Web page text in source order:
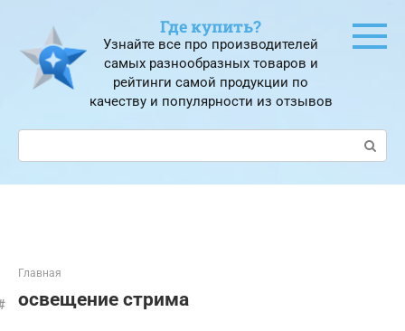
контенту
Где купить?
Узнайте все про производителей
самых разнообразных товаров и
рейтинги самой продукции по
качеству и популярности из отзывов
Поиск:
Главная
освещение стрима